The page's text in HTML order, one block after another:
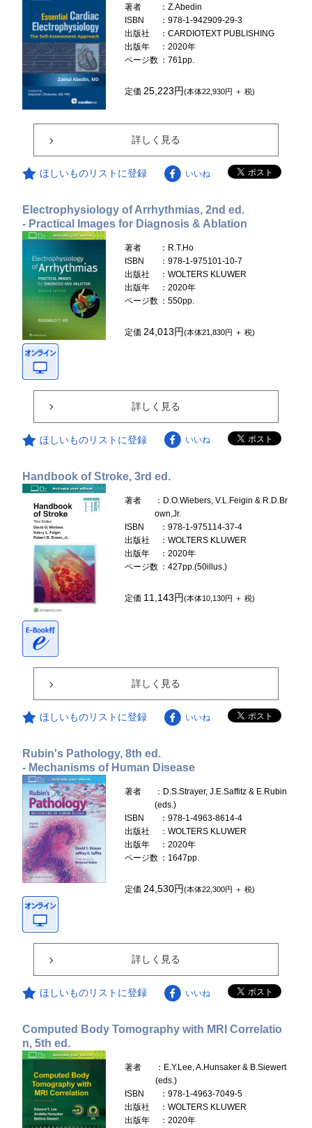
著者
：Z.Abedin
ISBN
：978-1-942909-29-3
出版社
：CARDIOTEXT PUBLISHING
出版年
：2020年
ページ数 ：761pp.
定価 25,223円(本体22,930円 ＋ 税)
詳しく見る
ほしいものリストに登録 いいね
Electrophysiology of Arrhythmias, 2nd ed.
- Practical Images for Diagnosis & Ablation
著者
：R.T.Ho
ISBN
：978-1-975101-10-7
出版社
：WOLTERS KLUWER
出版年
：2020年
ページ数 ：550pp.
定価24,013円(本体21,830円 ＋ 税)
詳しく見る
ほしいものリストに登録 いいね
Handbook of Stroke, 3rd ed.
著者
：D.O.Wiebers, V.L.Feigin & R.D.Br
own,Jr.
ISBN
：978-1-975114-37-4
出版社
：WOLTERS KLUWER
出版年
：2020年
ページ数 ：427pp.(50illus.)
定価 11,143円(本体10,130円 ＋ 税)
詳しく見る
ほしいものリストに登録 いいね
Rubin's Pathology, 8th ed.
- Mechanisms of Human Disease
著者
：D.S.Strayer, J.E.Saffitz & E.Rubin
(eds.)
ISBN
：978-1-4963-8614-4
出版社
：WOLTERS KLUWER
出版年
：2020年
ページ数 ：1647pp.
定価24,530円(本体22,300円 ＋ 税)
詳しく見る
ほしいものリストに登録 いいね
Computed Body Tomography with MRI Correlatio
n, 5th ed.
著者
：E.Y.Lee, A.Hunsaker & B.Siewert
(eds.)
ISBN
：978-1-4963-7049-5
出版社
：WOLTERS KLUWER
出版年
：2020年